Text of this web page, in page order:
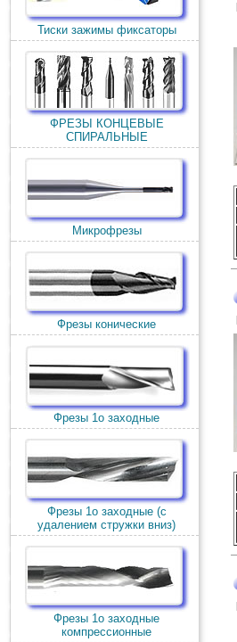
Тиски зажимы фиксаторы
ФРЕЗЫ КОНЦЕВЫЕ
СПИРАЛЬНЫЕ
Микрофрезы
Фрезы конические
Фрезы 1о заходные
Фрезы 1о заходные (c
удалением стружки вниз)
Фрезы 1о заходные
компрессионные